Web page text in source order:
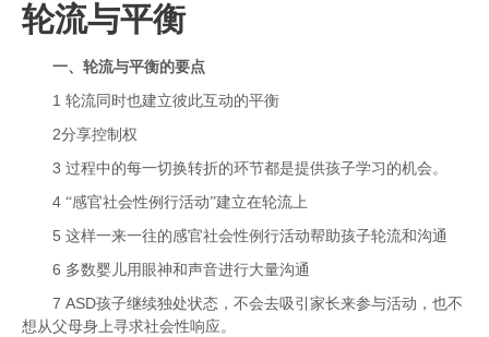
轮流与平衡
一、轮流与平衡的要点
1 轮流同时也建立彼此互动的平衡
2分享控制权
3 过程中的每一切换转折的环节都是提供孩子学习的机会。
4 “感官社会性例行活动”建立在轮流上
5 这样一来一往的感官社会性例行活动帮助孩子轮流和沟通
6 多数婴儿用眼神和声音进行大量沟通
7 ASD孩子继续独处状态，不会去吸引家长来参与活动，也不
想从父母身上寻求社会性响应。